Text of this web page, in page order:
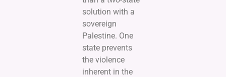
solution with a
sovereign
Palestine. One
state prevents
the violence
inherent in the